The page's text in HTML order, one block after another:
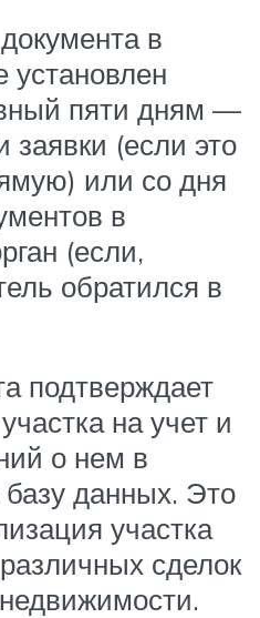
в
установлен
пяти дням —
заявки (если это
или со дня
в
(если,
обратился в
подтверждает
на учет и
о нем в
базу данных. Это
участка
сделок